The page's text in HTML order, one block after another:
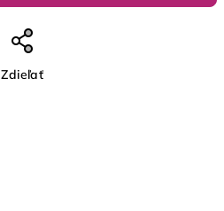
Zdieľať